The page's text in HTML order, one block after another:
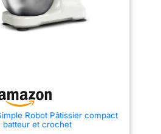
l'appareil que pour des
quantités et des durées
de traitement
la
à
répondant aux besoins de 3 à 6
personnes de la famille, et peut
être utilisée à des fins
【Engrenage Réglable 8 + P】
vitesses différentes, adaptées à
différentes préparations
Robot Pâtissier compact
batteur et crochet